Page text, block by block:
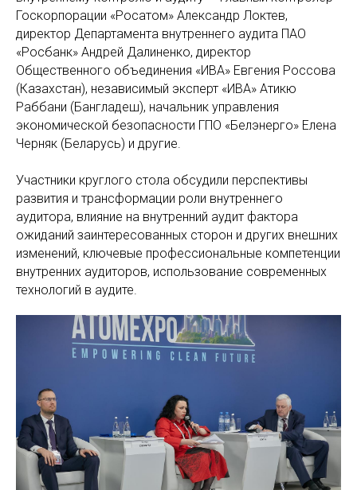
Госкорпорации «Росатом» Александр Локтев,
директор Департамента внутреннего аудита ПАО
«Росбанк» Андрей Далиненко, директор
Общественного объединения «ИВА» Евгения Россова
(Казахстан), независимый эксперт «ИВА» Атикю
Раббани (Бангладеш), начальник управления
экономической безопасности ГПО «Белэнерго» Елена
Черняк (Беларусь) и другие.
Участники круглого стола обсудили перспективы
развития и трансформации роли внутреннего
аудитора, влияние на внутренний аудит фактора
ожиданий заинтересованных сторон и других внешних
изменений, ключевые профессиональные компетенции
внутренних аудиторов, использование современных
технологий в аудите.